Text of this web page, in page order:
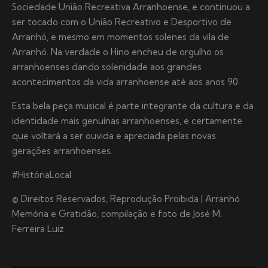
Sociedade União Recreativa Arranhoense, e continuou a
ser tocado com o União Recreativo e Desportivo de
Arranhó, e mesmo em momentos solenes da vila de
Arranhó. Na verdade o Hino encheu de orgulho os
arranhoenses dando solenidade aos grandes
acontecimentos da vida arranhoense até aos anos 90.
Esta bela peça musical é parte integrante da cultura e da
identidade mais genuínas arranhoenses, e certamente
que voltará a ser ouvida e apreciada pelas novas
gerações arranhoenses.
#HistóriaLocal
© Direitos Reservados, Reprodução Proibida | Arranhó
Memória e Gratidão, compilação e foto de José M.
Ferreira Luiz